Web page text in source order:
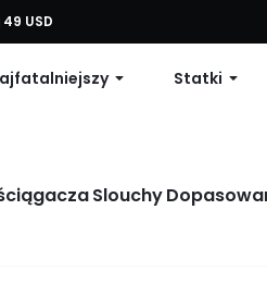
zniżki na zamówienia powyżej 99
USD
Statki
Slouchy